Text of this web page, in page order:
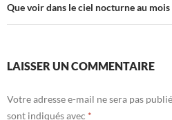
Que voir dans le ciel nocturne au
LAISSER UN COMMENTAIRE
Votre adresse e-mail ne sera pas
sont indiqués avec *